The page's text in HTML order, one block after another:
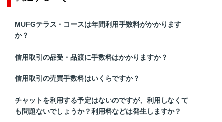
MUFGテラス・コースは年間利用手数料がかかります
か？
信用取引の品受・品渡に手数料はかかりますか？
信用取引の売買手数料はいくらですか？
チャットを利用する予定はないのですが、利用しなくて
も問題ないでしょうか？利用料などは発生しますか？